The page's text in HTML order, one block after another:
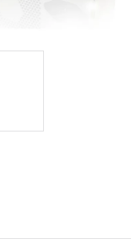
údajov